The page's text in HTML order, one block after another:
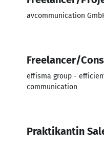
avcommunication
Freelancer/
effisma group -
communication
Praktikantin